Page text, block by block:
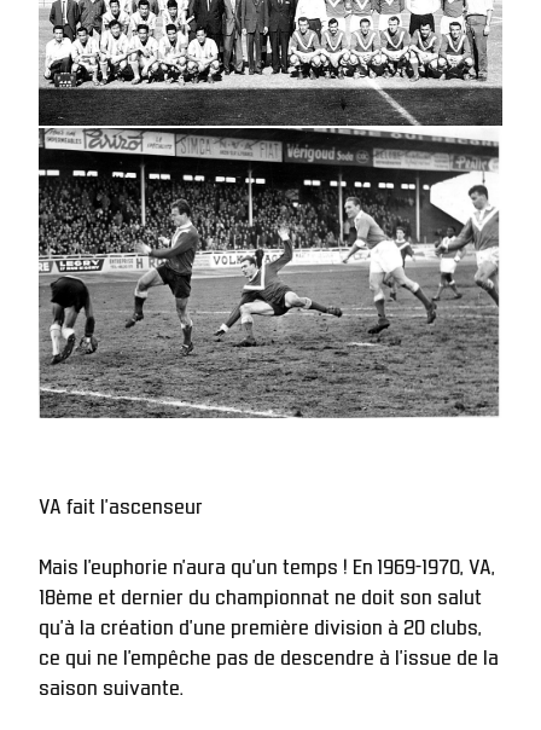
VA fait l'ascenseur
Mais l’euphorie n’aura qu’un temps ! En 1969-1970, VA,
18ème et dernier du championnat ne doit son salut
qu’à la création d’une première division à 20 clubs,
ce qui ne l’empêche pas de descendre à l’issue de la
saison suivante.